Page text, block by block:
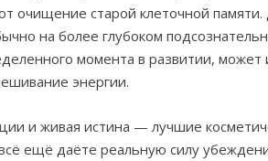
очищение старой клеточной
на более глубоком
момента в развитии, может
энергии.
и живая истина — лучшие
ещё даёте реальную силу